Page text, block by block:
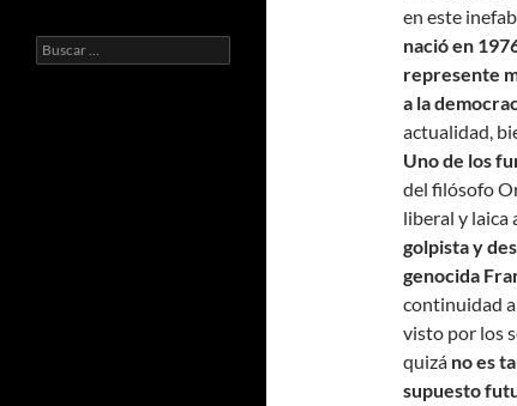
en este
nació en
represente
a la
actualidad,
Uno de los
del filósofo
liberal y laica
golpista y
genocida
continuidad
visto por los
quizá no es
supuesto
Buscar: